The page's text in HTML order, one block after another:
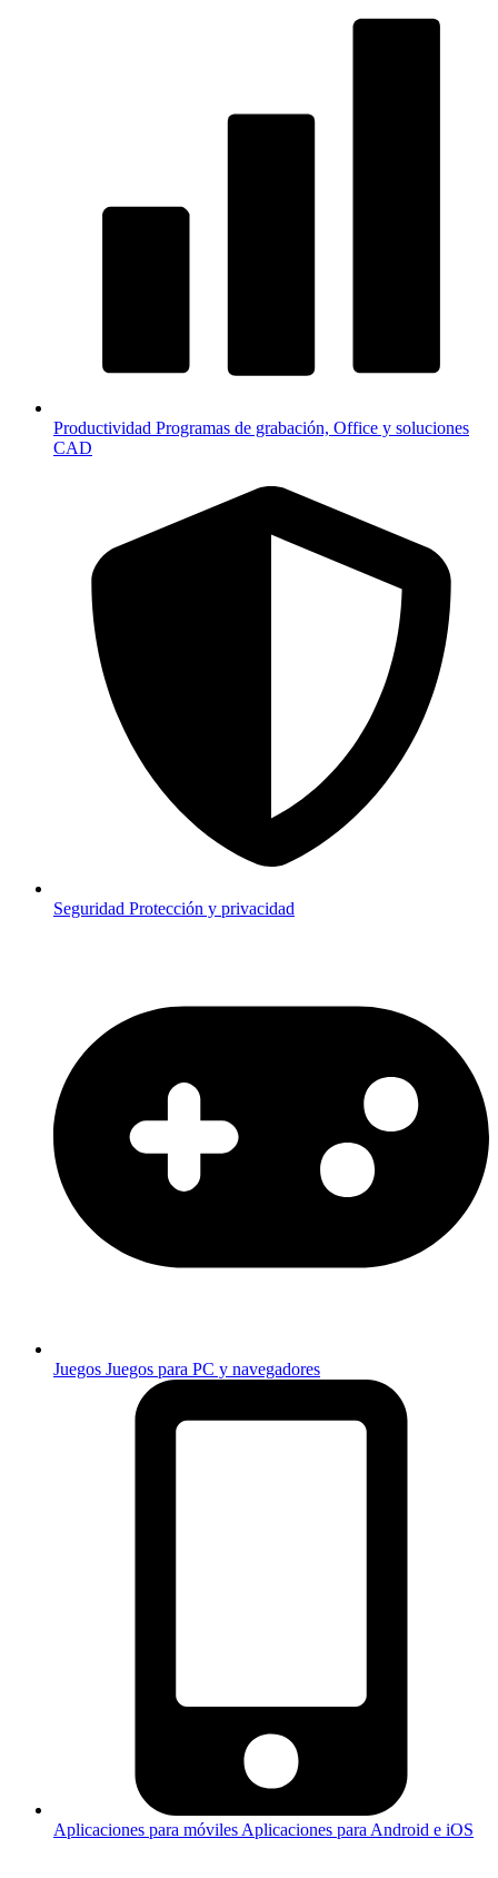
Productividad Programas de grabación, Office y soluciones
CAD
Seguridad Protección y privacidad
Juegos Juegos para PC y navegadores
Aplicaciones para móviles Aplicaciones para Android e iOS